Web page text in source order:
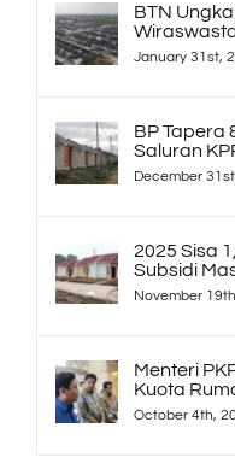
BTN
January 31st,
BP Tapera
Saluran
December
2025 Sisa
Subsidi
November
Menteri
Kuota
October 4th,